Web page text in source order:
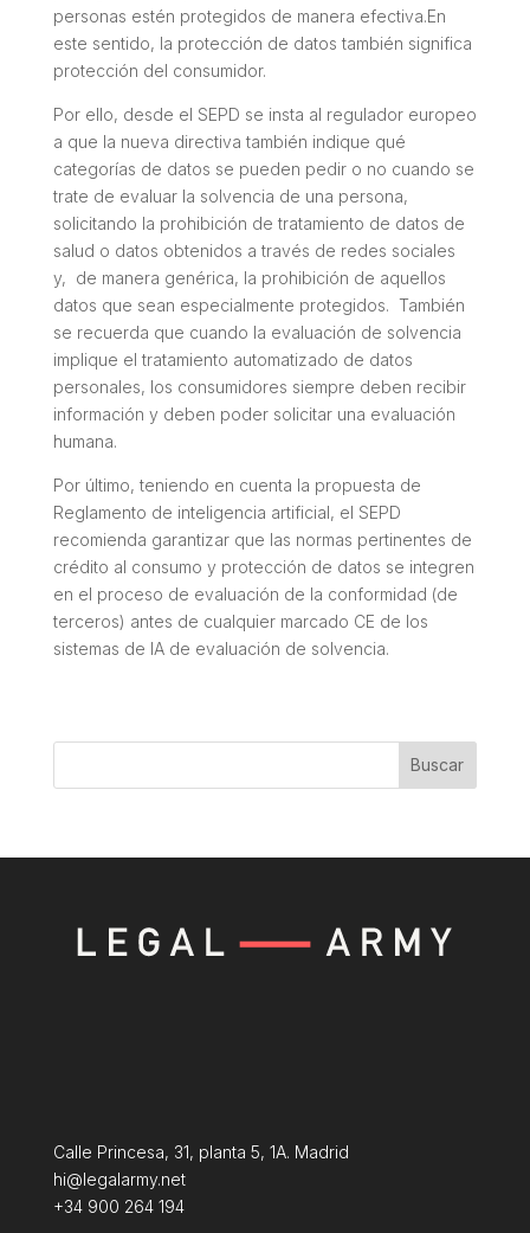
personas estén protegidos de manera efectiva.En
este sentido, la protección de datos también significa
protección del consumidor.
Por ello, desde el SEPD se insta al regulador europeo
a que la nueva directiva también indique qué
categorías de datos se pueden pedir o no cuando se
trate de evaluar la solvencia de una persona,
solicitando la prohibición de tratamiento de datos de
salud o datos obtenidos a través de redes sociales
y, de manera genérica, la prohibición de aquellos
datos que sean especialmente protegidos. También
se recuerda que cuando la evaluación de solvencia
implique el tratamiento automatizado de datos
personales, los consumidores siempre deben recibir
información y deben poder solicitar una evaluación
humana.
Por último, teniendo en cuenta la propuesta de
Reglamento de inteligencia artificial, el SEPD
recomienda garantizar que las normas pertinentes de
crédito al consumo y protección de datos se integren
en el proceso de evaluación de la conformidad (de
terceros) antes de cualquier marcado CE de los
sistemas de IA de evaluación de solvencia.
Buscar
Calle Princesa, 31, planta 5, 1A. Madrid
hi@legalarmy.net
+34 900 264 194